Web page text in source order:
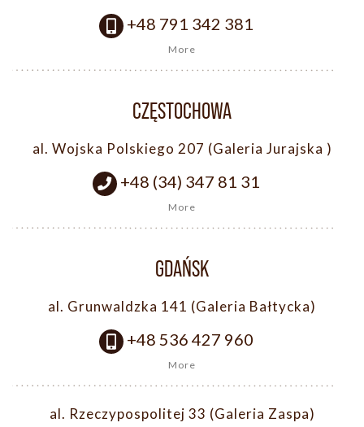
+48 791 342 381
More
CZĘSTOCHOWA
al. Wojska Polskiego 207 (Galeria Jurajska )
+48 (34) 347 81 31
More
GDAŃSK
al. Grunwaldzka 141 (Galeria Bałtycka)
+48 536 427 960
More
al. Rzeczypospolitej 33 (Galeria Zaspa)